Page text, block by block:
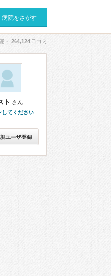
病院をさがす
・ 264,124 口コミ
ト さん
してください
ユーザ登録